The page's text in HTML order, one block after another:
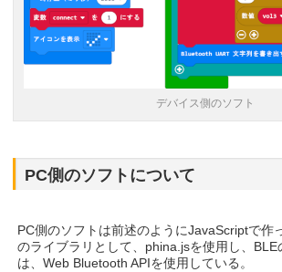
デバイス側のソフト
PC側のソフトについて
PC側のソフトは前述のようにJavaScriptで作
のライブラリとして、phina.jsを使用し、BLE
は、Web Bluetooth APIを使用している。